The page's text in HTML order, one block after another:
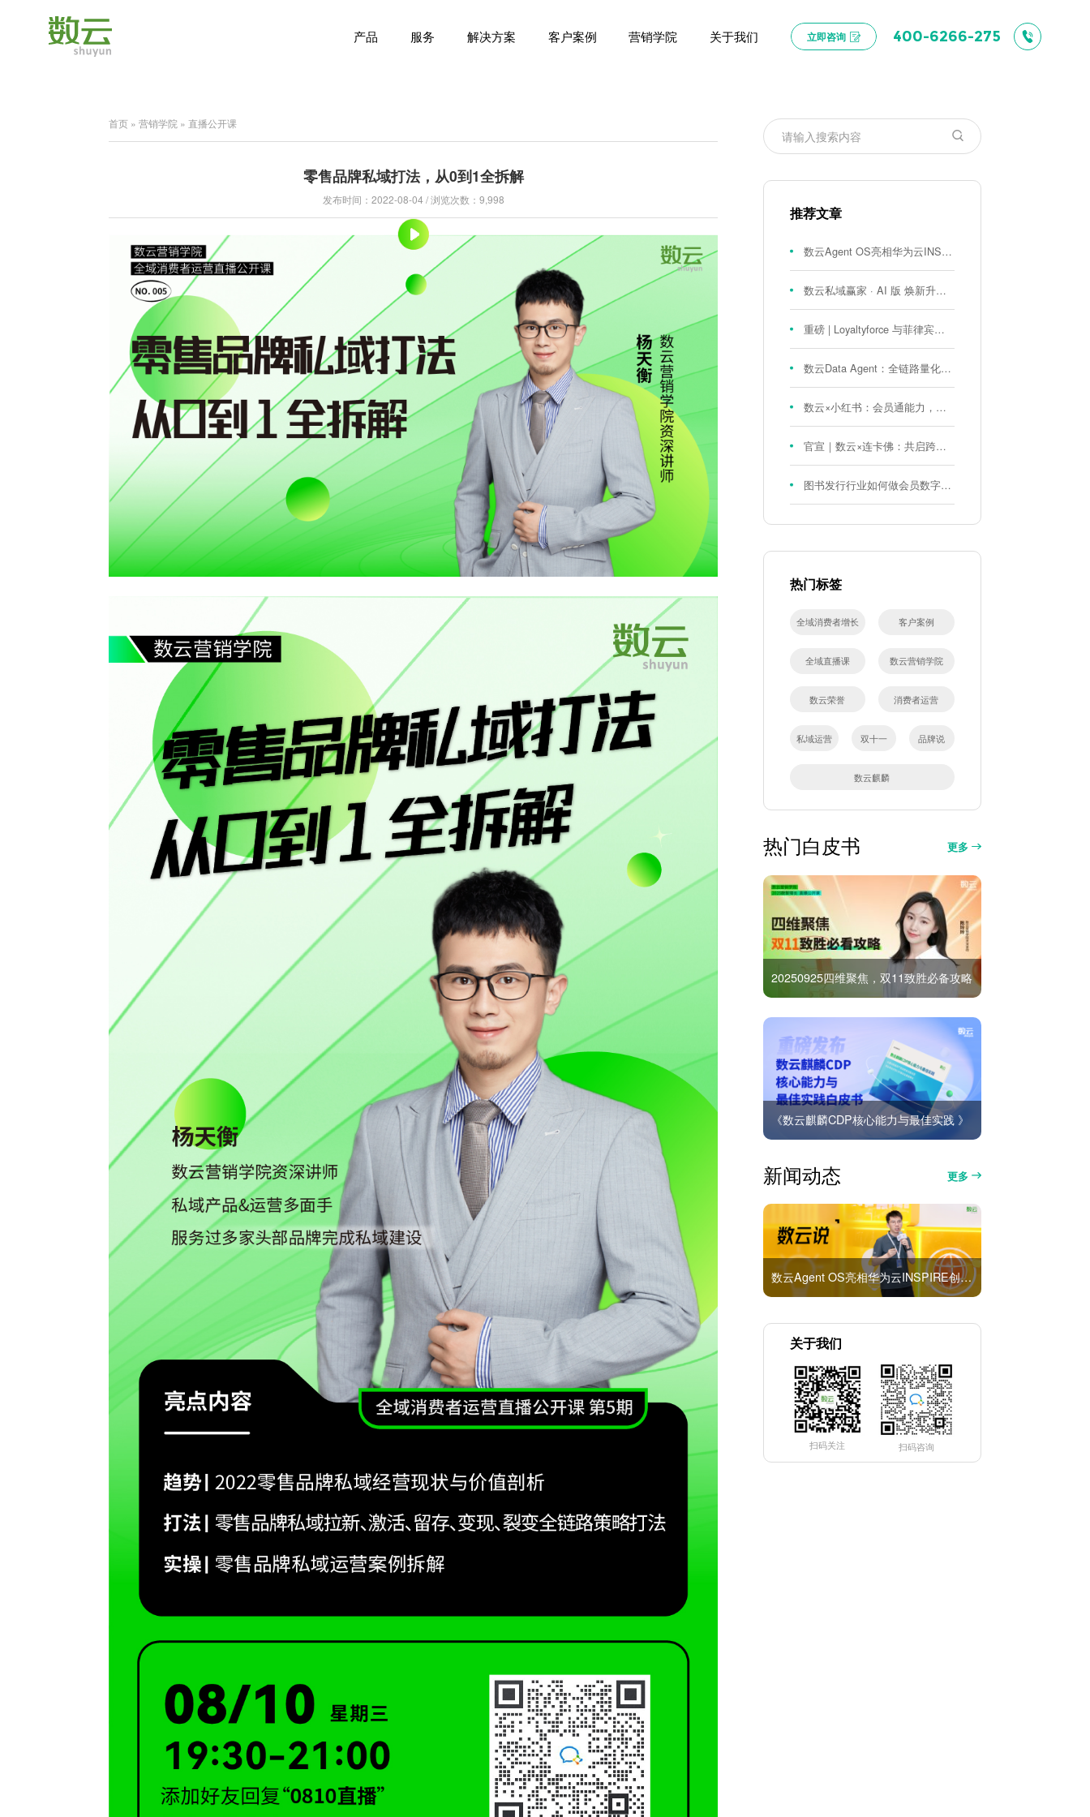
产品 服务 解决方案 客户案例 营销学院 关于我们 立即咨询 400-6266-275
首页 »营销学院 »直播公开课
零售品牌私域打法，从0到1全拆解
发布时间：2022-08-04 / 浏览次数：9,998
推荐文章
数云Agent OS亮相华为云INSPIRE创想者大会：以AI重构消费者运营与零售营销新范式
数云私域赢家 · AI 版 焕新升级！
重磅 | Loyaltyforce 与菲律宾零售巨头 SM 集团达成战略合作，携手开启 SMAC 会员数智化运营新征程
数云Data Agent：全链路量化评测体系，炼就零售数据分析精准力
数云×小红书：会员通能力，重磅发布！
官宣｜数云×连卡佛：共启跨境会员运营新征程，重塑消费联结新体验
图书发行行业如何做会员数字化?河南新华书店给打了个样！
热门标签
全域消费者增长 客户案例
全域直播课 数云营销学院
数云荣誉 消费者运营
私域运营 双十一 品牌说
数云麒麟
热门白皮书 更多
20250925四维聚焦，双11致胜必备攻略
《数云麒麟CDP核心能力与最佳实践 》
新闻动态 更多
数云Agent OS亮相华为云INSPIRE创想者大会：以AI重构消费者运营与零售营销新范式
关于我们
扫码关注 扫码咨询